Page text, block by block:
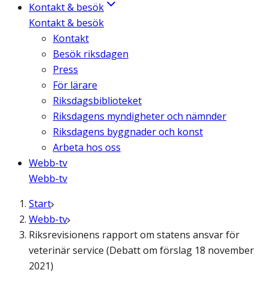
Kontakt & besök
Kontakt & besök
Kontakt
Besök riksdagen
Press
För lärare
Riksdagsbiblioteket
Riksdagens myndigheter och nämnder
Riksdagens byggnader och konst
Arbeta hos oss
Webb-tv
Webb-tv
Start
Webb-tv
Riksrevisionens rapport om statens ansvar för
veterinär service (Debatt om förslag 18 november
2021)